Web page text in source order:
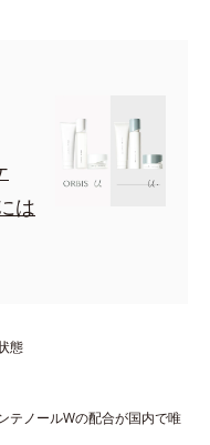
は
態
テノールWの配合が国内で唯